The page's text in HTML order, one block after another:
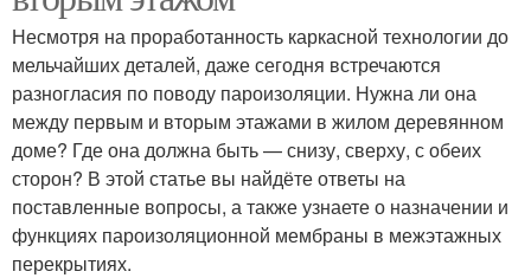
Несмотря на проработанность каркасной технологии до
мельчайших деталей, даже сегодня встречаются
разногласия по поводу пароизоляции. Нужна ли она
между первым и вторым этажами в жилом деревянном
доме? Где она должна быть — снизу, сверху, с обеих
сторон? В этой статье вы найдёте ответы на
поставленные вопросы, а также узнаете о назначении и
функциях пароизоляционной мембраны в межэтажных
перекрытиях.